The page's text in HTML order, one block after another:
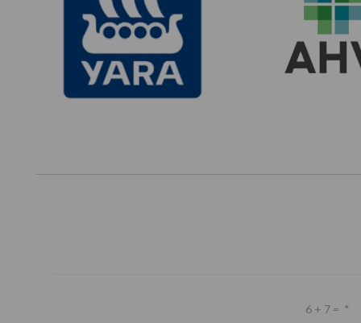
6 + 7 = *